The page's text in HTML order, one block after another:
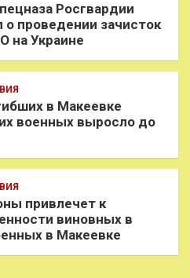
Росгвардии
о проведении зачисток
на Украине
в Макеевке
военных выросло до
привлечет к
виновных в
в Макеевке